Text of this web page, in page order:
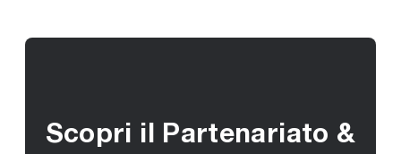
Scopri il Partenariato &